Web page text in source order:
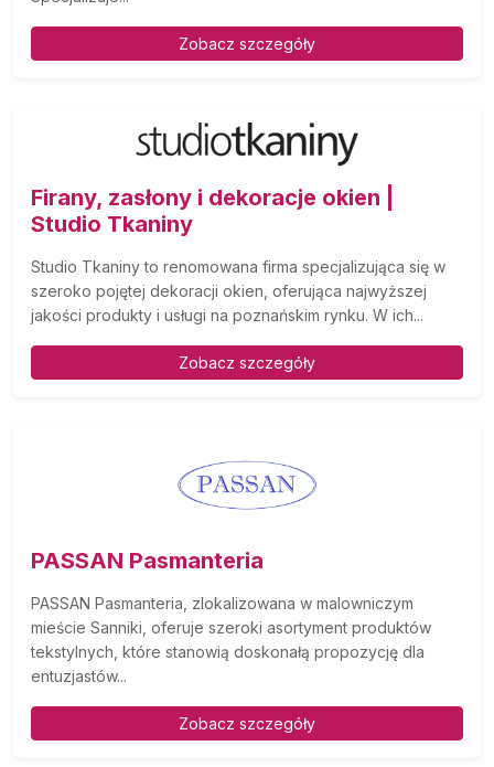
Zobacz szczegóły
Firany, zasłony i dekoracje okien |
Studio Tkaniny
Studio Tkaniny to renomowana firma specjalizująca się w
szeroko pojętej dekoracji okien, oferująca najwyższej
jakości produkty i usługi na poznańskim rynku. W ich...
Zobacz szczegóły
PASSAN Pasmanteria
PASSAN Pasmanteria, zlokalizowana w malowniczym
mieście Sanniki, oferuje szeroki asortyment produktów
tekstylnych, które stanowią doskonałą propozycję dla
entuzjastów...
Zobacz szczegóły